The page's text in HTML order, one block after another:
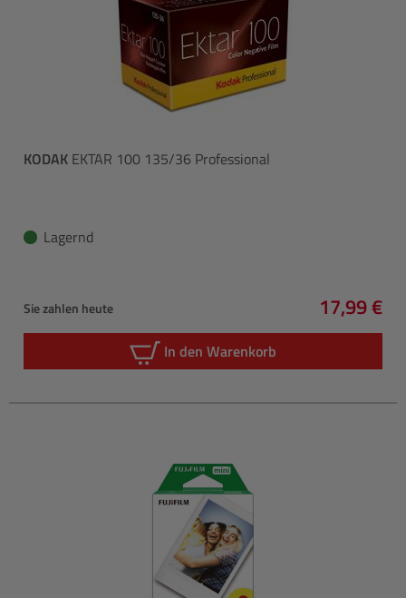
KODAK EKTAR 100 135/36 Professional
Lagernd
Sie zahlen heute 17,99 €
In den Warenkorb